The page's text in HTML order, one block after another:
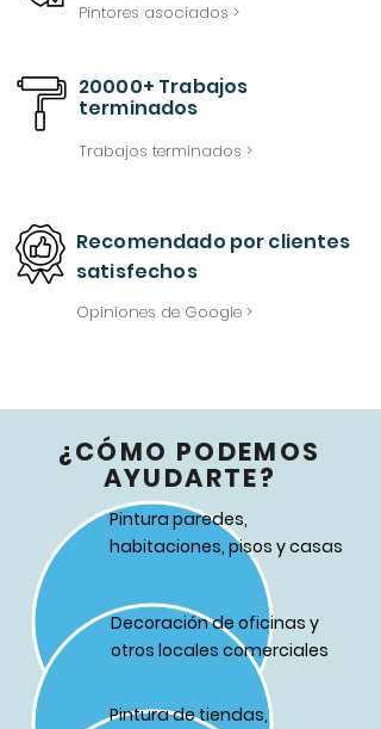
Pintores asociados >
20000+ Trabajos
terminados
Trabajos terminados >
Recomendado porclientes
satisfechos
Opiniones de Google >
¿CÓMO PODEMOS
AYUDARTE?
Pintura paredes,
habitaciones, pisos y casas
Decoración de oficinas y
otros locales comerciales
Pintura de tiendas,